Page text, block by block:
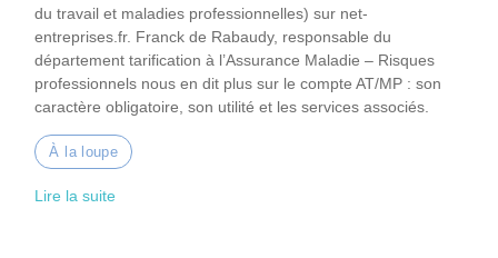
du travail et maladies professionnelles) sur net-
entreprises.fr. Franck de Rabaudy, responsable du
département tarification à l’Assurance Maladie – Risques
professionnels nous en dit plus sur le compte AT/MP : son
caractère obligatoire, son utilité et les services associés.
À la loupe
Lire la suite